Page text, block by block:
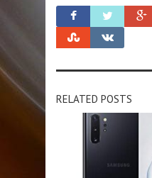
RELATED POSTS